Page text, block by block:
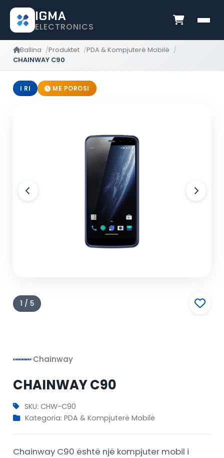
IGMA
ELECTRONICS
Ballina Produktet
PDA & Kompjuterë Mobilë
CHAINWAY C90
I RI ME POROSI
1 / 5
Chainway
CHAINWAY C90
SKU: CHW-C90
Kategoria: PDA & Kompjuterë Mobilë
Chainway C90 është një kompjuter mobil i